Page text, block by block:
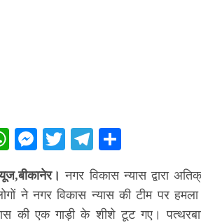
WhatsApp
Messenger
TwitterTelegram
नगर विकास न्यास द्वारा
ने नगर विकास न्यास की टीम पर
की एक गाड़ी के शीशे टूट गए।